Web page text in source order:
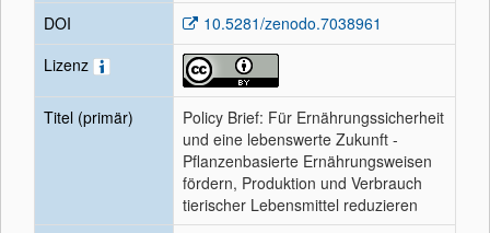
DOI
10.5281/zenodo.7038961
Lizenz
Titel (primär)
Policy Brief: Für Ernährungssicherheit
und eine lebenswerte Zukunft -
Pflanzenbasierte Ernährungsweisen
fördern, Produktion und Verbrauch
tierischer Lebensmittel reduzieren